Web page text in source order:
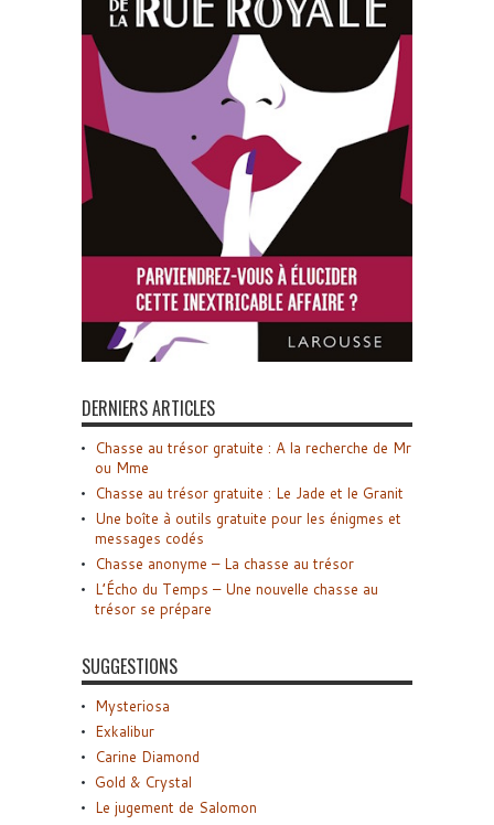
DERNIERS ARTICLES
Chasse au trésor gratuite : A la recherche de Mr
ou Mme
Chasse au trésor gratuite : Le Jade et le Granit
Une boîte à outils gratuite pour les énigmes et
messages codés
Chasse anonyme – La chasse au trésor
L’Écho du Temps – Une nouvelle chasse au
trésor se prépare
SUGGESTIONS
Mysteriosa
Exkalibur
Carine Diamond
Gold & Crystal
Le jugement de Salomon